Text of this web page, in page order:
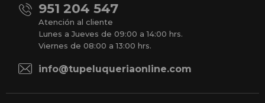
951 204 547
Atención al cliente
Lunes a Jueves de 09:00 a 14:00 hrs.
Viernes de 08:00 a 13:00 hrs.
info@tupeluqueriaonline.com